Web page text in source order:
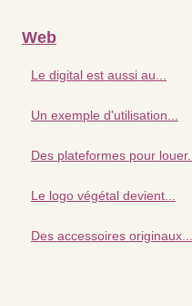
Web
Le digital est aussi au...
Un exemple d'utilisation...
Des plateformes pour louer...
Le logo végétal devient...
Des accessoires originaux...